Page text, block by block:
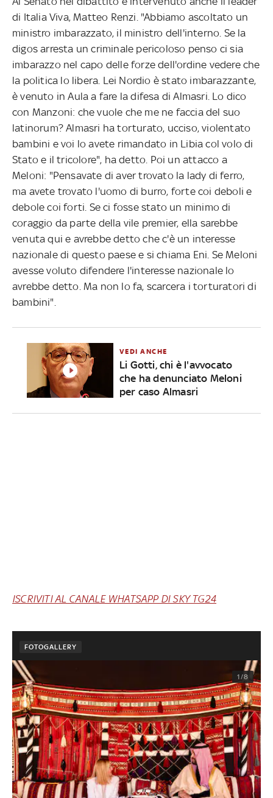
di Italia Viva, Matteo Renzi. "Abbiamo ascoltato un
ministro imbarazzato, il ministro dell'interno. Se la
digos arresta un criminale pericoloso penso ci sia
imbarazzo nel capo delle forze dell'ordine vedere che
la politica lo libera. Lei Nordio è stato imbarazzante,
è venuto in Aula a fare la difesa di Almasri. Lo dico
con Manzoni: che vuole che me ne faccia del suo
latinorum? Almasri ha torturato, ucciso, violentato
bambini e voi lo avete rimandato in Libia col volo di
Stato e il tricolore", ha detto. Poi un attacco a
Meloni: "Pensavate di aver trovato la lady di ferro,
ma avete trovato l'uomo di burro, forte coi deboli e
debole coi forti. Se ci fosse stato un minimo di
coraggio da parte della vile premier, ella sarebbe
venuta qui e avrebbe detto che c'è un interesse
nazionale di questo paese e si chiama Eni. Se Meloni
avesse voluto difendere l'interesse nazionale lo
avrebbe detto. Ma non lo fa, scarcera i torturatori di
bambini".
VEDI ANCHE
Li Gotti, chi è l'avvocato
che ha denunciato Meloni
per caso Almasri
ISCRIVITI AL CANALE WHATSAPP DI SKY TG24
FOTOGALLERY
1/8